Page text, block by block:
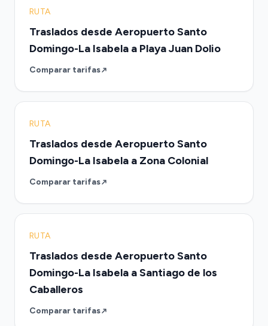
RUTA
Traslados desde Aeropuerto Santo
Domingo-La Isabela a Playa Juan Dolio
Comparar tarifas
RUTA
Traslados desde Aeropuerto Santo
Domingo-La Isabela a Zona Colonial
Comparar tarifas
RUTA
Traslados desde Aeropuerto Santo
Domingo-La Isabela a Santiago de los
Caballeros
Comparar tarifas